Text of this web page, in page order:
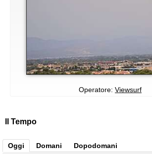
Operatore: Viewsurf
Il Tempo
Oggi Domani Dopodomani